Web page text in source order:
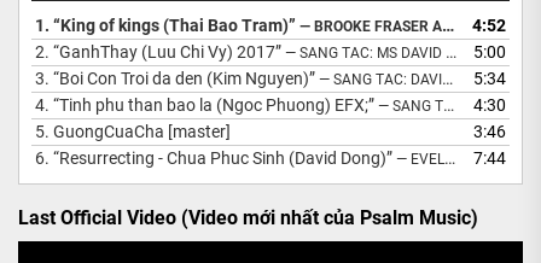
1. “King of kings (Thai Bao Tram)” — BROOKE FRASER AND HILLSONG 2019
4:52
2. “GanhThay (Luu Chi Vy) 2017” — SANG TAC: MS DAVID DONG
5:00
3. “Boi Con Troi da den (Kim Nguyen)” — SANG TAC: DAVID DONG
5:34
4. “Tinh phu than bao la (Ngoc Phuong) EFX;” — SANG TAC: MS DAVID DONG
4:30
5. GuongCuaCha [master]
3:46
6. “Resurrecting - Chua Phuc Sinh (David Dong)” — EVELATION CHURCH 7:44
Last Official Video (Video mới nhất của Psalm Music)